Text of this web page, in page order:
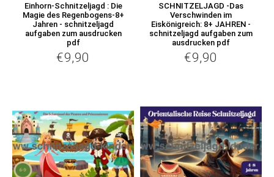
Einhorn-Schnitzeljagd : Die
Magie des Regenbogens-8+
Jahren - schnitzeljagd
aufgaben zum ausdrucken
pdf
Normaler
€9,90
SCHNITZELJAGD -Das
Verschwinden im
Eiskönigreich: 8+ JAHREN -
schnitzeljagd aufgaben zum
ausdrucken pdf
Normaler
€9,90